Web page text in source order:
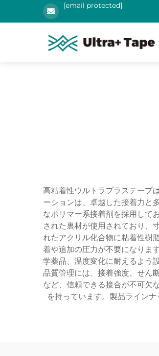
[email protected]
高粘着性ウルトラプラステープ
ーションは、卓越した接着力と
なポリマー系接着剤を採用して
された裏材が使用されており、
れたアクリル化合物に粘着性樹
着や追加の圧力が不要になりま
学薬品、温度変化に耐えるよう
品質管理には、接着強度、せん
など、信頼できる接合が不可欠
を持っています。製品ライン